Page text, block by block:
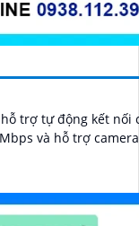
trợ tự động kết nối
và hỗ trợ